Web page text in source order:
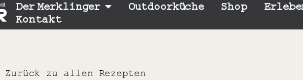
Der Merklinger Outdoorküche Shop
Kontakt
Zurück zu allen Rezepten